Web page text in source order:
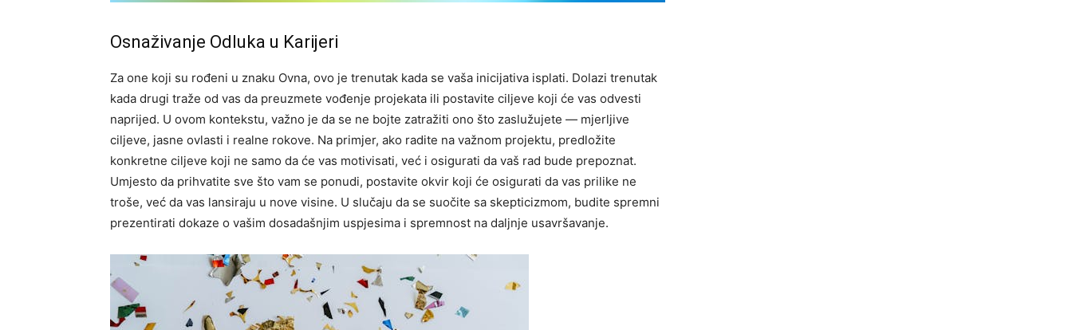
Osnaživanje Odluka u Karijeri
Za one koji su rođeni u znaku Ovna, ovo je trenutak kada se vaša inicijativa isplati. Dolazi trenutak
kada drugi traže od vas da preuzmete vođenje projekata ili postavite ciljeve koji će vas odvesti
naprijed. U ovom kontekstu, važno je da se ne bojte zatražiti ono što zaslužujete — mjerljive
ciljeve, jasne ovlasti i realne rokove. Na primjer, ako radite na važnom projektu, predložite
konkretne ciljeve koji ne samo da će vas motivisati, već i osigurati da vaš rad bude prepoznat.
Umjesto da prihvatite sve što vam se ponudi, postavite okvir koji će osigurati da vas prilike ne
troše, već da vas lansiraju u nove visine. U slučaju da se suočite sa skepticizmom, budite spremni
prezentirati dokaze o vašim dosadašnjim uspjesima i spremnost na daljnje usavršavanje.